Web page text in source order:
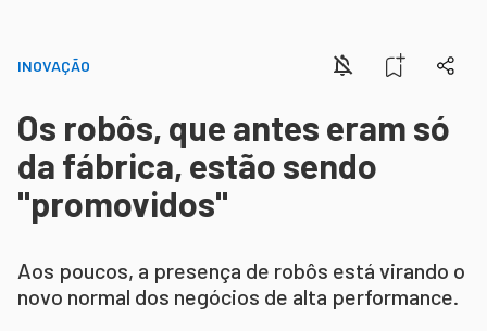
INOVAÇÃO
Os robôs, que antes eram só
da fábrica, estão sendo
"promovidos"
Aos poucos, a presença de robôs está virando o
novo normal dos negócios de alta performance.